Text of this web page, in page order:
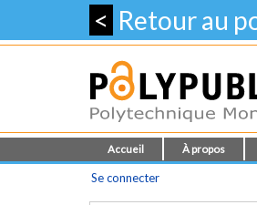
< Retour au
Accueil À propos
Se connecter